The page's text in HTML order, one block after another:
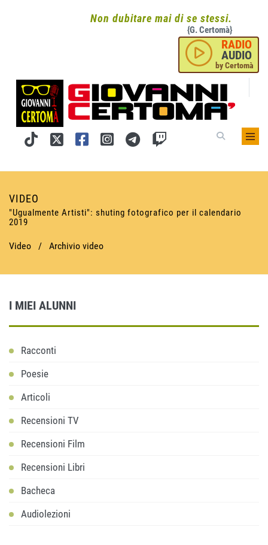
Non dubitare mai di se stessi.
{G. Certomà}
RADIO
AUDIO
by Certomà
VIDEO
"Ugualmente Artisti": shuting fotografico per il calendario
2019
Video / Archivio video
I MIEI ALUNNI
Racconti
Poesie
Articoli
Recensioni TV
Recensioni Film
Recensioni Libri
Bacheca
Audiolezioni